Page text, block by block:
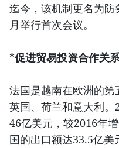
迄今，该机制更名为
月举行首次会议。
*促进贸易投资合作关
法国是越南在欧洲的第
英国、荷兰和意大利
46亿美元，较2016年
国的出口额达33.5亿美